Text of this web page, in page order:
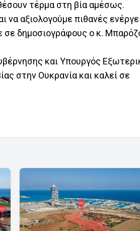
τέρμα στη βία αμέσως.
να αξιολογούμε πιθανές
σε δημοσιογράφους ο κ.
και Υπουργός
στην Ουκρανία και καλεί σε